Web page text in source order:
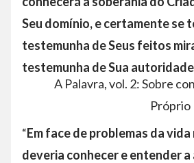
Seu domínio, e certamente se
testemunha de Seus feitos
testemunha de Sua autoridade
A Palavra, vol. 2: Sobre
Próprio
“Em face de problemas da
deveria conhecer e entender